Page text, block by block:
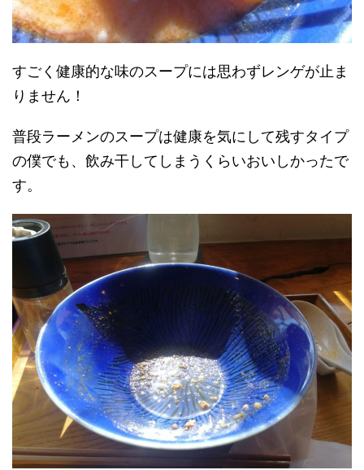
すごく健康的な味のスープには思わずレンゲが止ま
りません！
普段ラーメンのスープは健康を気にして残すタイプ
の僕でも、飲み干してしまうくらいおいしかったで
す。